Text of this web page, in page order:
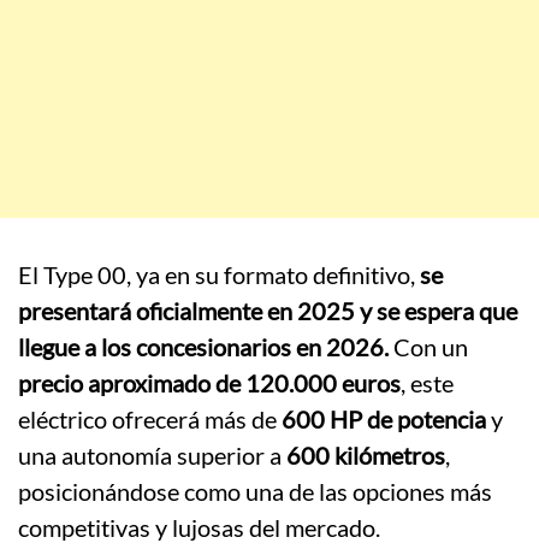
El Type 00, ya en su formato definitivo,se
presentará oficialmente en 2025 y se espera que
llegue a los concesionarios en 2026.Con un
precio aproximado de 120.000 euros, este
eléctrico ofrecerá más de 600 HP de potenciay
una autonomía superior a 600 kilómetros,
posicionándose como una de las opciones más
competitivas y lujosas del mercado.